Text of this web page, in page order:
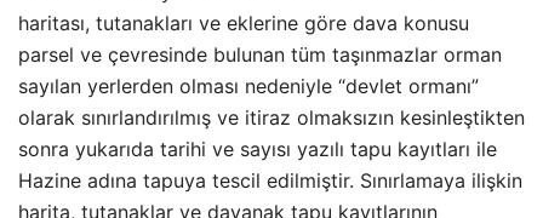
haritası, tutanakları ve eklerine göre dava konusu
parsel ve çevresinde bulunan tüm taşınmazlar orman
sayılan yerlerden olması nedeniyle “devlet ormanı”
olarak sınırlandırılmış ve itiraz olmaksızın kesinleştikten
sonra yukarıda tarihi ve sayısı yazılı tapu kayıtları ile
Hazine adına tapuya tescil edilmiştir. Sınırlamaya ilişkin
harita, tutanaklar ve dayanak tapu kayıtlarının